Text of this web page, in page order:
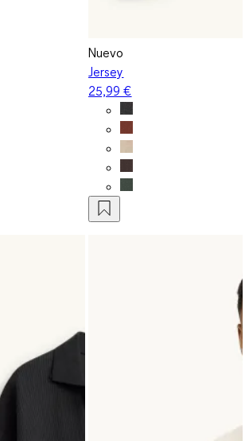
Nuevo
Jersey
25,99 €